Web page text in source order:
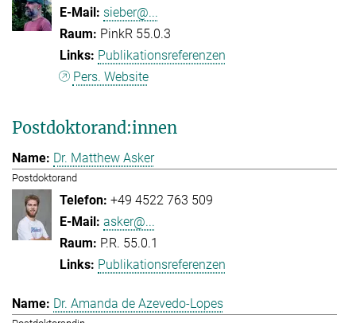
sieber@...
PinkR 55.0.3
Publikationsreferenzen
Pers. Website
Postdoktorand:innen
Dr. Matthew Asker
Postdoktorand
+49 4522 763 509
asker@...
P.R. 55.0.1
Publikationsreferenzen
Dr. Amanda de Azevedo-Lopes